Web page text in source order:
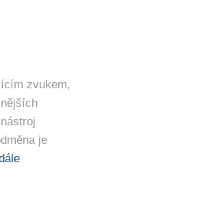
zvukem,
je